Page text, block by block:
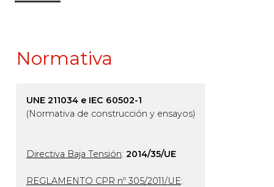
Normativa
UNE 211034 e IEC 60502-1
(Normativa de construcción y ensayos)
Directiva Baja Tensión: 2014/35/UE
REGLAMENTO CPR nº 305/2011/UE: